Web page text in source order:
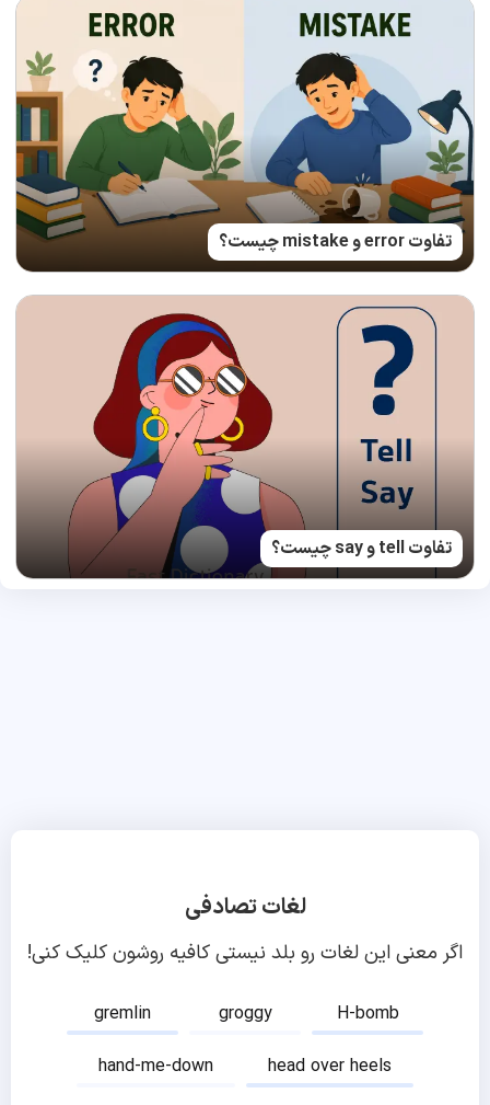
تفاوت error و mistake چیست؟
تفاوت tell و say چیست؟
لغات تصادفی
اگر معنی این لغات رو بلد نیستی کافیه روشون کلیک کنی!
gremlin groggy
H-bomb
hand-me-down
head over heels